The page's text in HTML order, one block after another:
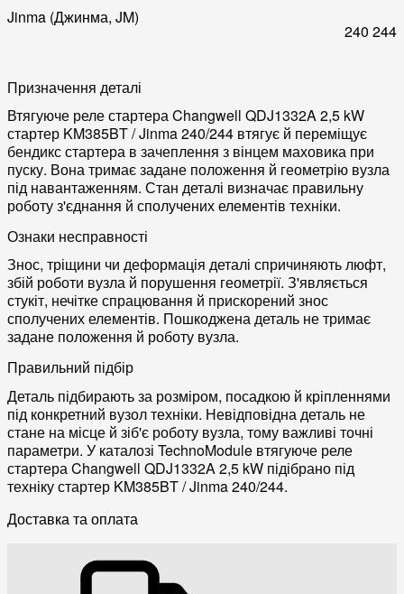
Jinma (Джинма, JM)
240 244
Призначення деталі
Втягуюче реле стартера Changwell QDJ1332A 2,5 kW
стартер KM385BT / Jinma 240/244 втягує й переміщує
бендикс стартера в зачеплення з вінцем маховика при
пуску. Вона тримає задане положення й геометрію вузла
під навантаженням. Стан деталі визначає правильну
роботу з'єднання й сполучених елементів техніки.
Ознаки несправності
Знос, тріщини чи деформація деталі спричиняють люфт,
збій роботи вузла й порушення геометрії. З'являється
стукіт, нечітке спрацювання й прискорений знос
сполучених елементів. Пошкоджена деталь не тримає
задане положення й роботу вузла.
Правильний підбір
Деталь підбирають за розміром, посадкою й кріпленнями
під конкретний вузол техніки. Невідповідна деталь не
стане на місце й зіб'є роботу вузла, тому важливі точні
параметри. У каталозі TechnoModule втягуюче реле
стартера Changwell QDJ1332A 2,5 kW підібрано під
техніку стартер KM385BT / Jinma 240/244.
Доставка та оплата